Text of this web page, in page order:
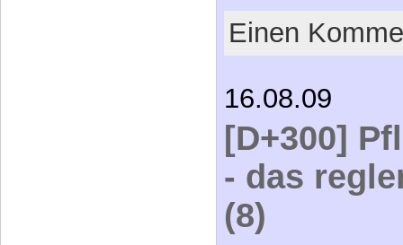
Einen
16.08.09
[D+300]
- das
(8)